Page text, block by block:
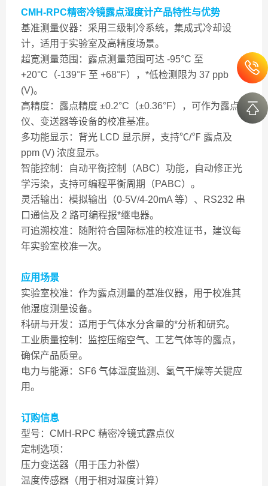
CMH-RPC精密冷镜露点湿度计产品特性与优势
基准测量仪器：采用三级制冷系统，集成式冷却设
计，适用于实验室及高精度场景。
超宽测量范围：露点测量范围可达 -95°C 至
+20°C（-139°F 至 +68°F），*低检测限为 37 ppb
(V)。
高精度：露点精度 ±0.2°C（±0.36°F），可作为露点
仪、变送器等设备的校准基准。
多功能显示：背光 LCD 显示屏，支持℃/℉ 露点及
ppm (V) 浓度显示。
智能控制：自动平衡控制（ABC）功能，自动修正光
学污染，支持可编程平衡周期（PABC）。
灵活输出：模拟输出（0-5V/4-20mA 等）、RS232 串
口通信及 2 路可编程报*继电器。
可追溯校准：随附符合国际标准的校准证书，建议每
年实验室校准一次。
应用场景
实验室校准：作为露点测量的基准仪器，用于校准其
他湿度测量设备。
科研与开发：适用于气体水分含量的*分析和研究。
工业质量控制：监控压缩空气、工艺气体等的露点，
确保产品质量。
电力与能源：SF6 气体湿度监测、氢气干燥等关键应
用。
订购信息
型号：CMH-RPC 精密冷镜式露点仪
定制选项：
压力变送器（用于压力补偿）
温度传感器（用于相对湿度计算）